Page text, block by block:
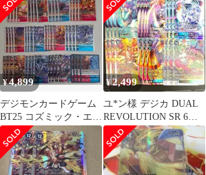
EX5/014SRP1 03
¥4,899
デジモンカードゲーム
BT25 コズミック・エリ
ア系 セット グレイスノ
ヴァモン
¥2,499
ユ*ン様 デジカ DUAL
REVOLUTION SR 6種
まとめ売り